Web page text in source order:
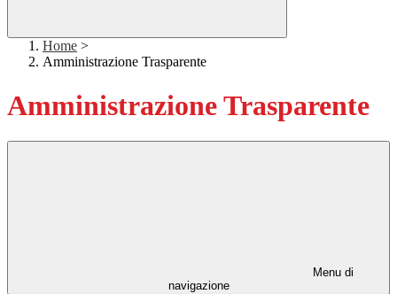
Home >
Amministrazione Trasparente
Amministrazione Trasparente
Menu di
navigazione